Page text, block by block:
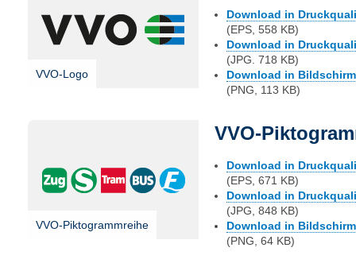
VVO-Logo
Download in
(EPS, 558 KB)
Download in
(JPG. 718 KB)
Download in
(PNG, 113 KB)
VVO-Piktogrammreihe
VVO-
Download in
(EPS, 671 KB)
Download in
(JPG, 848 KB)
Download in
(PNG, 64 KB)